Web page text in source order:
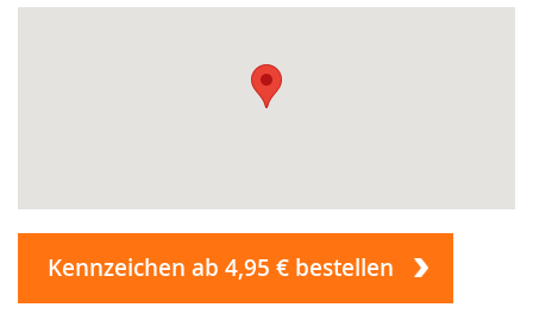
Kennzeichen ab 4,95 € bestellen